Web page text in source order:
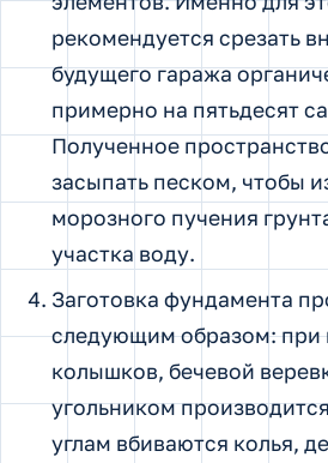
рекомендуется срезать
будущего гаража
примерно на пятьдесят
Полученное
засыпать песком, чтобы
морозного пучения
участка воду.
Заготовка фундамента
следующим образом:
колышков, бечевой
угольником
углам вбиваются колья,